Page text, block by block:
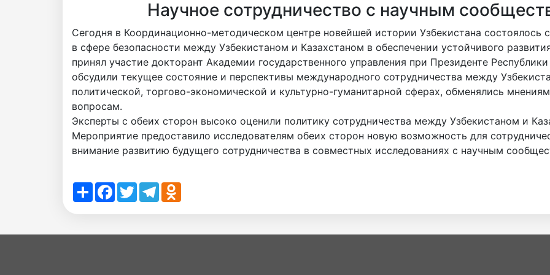
Научное сотрудничество с научным
Сегодня в Координационно-методическом центре новейшей истории Узбекистана состоялось
в сфере безопасности между Узбекистаном и Казахстаном в обеспечении устойчивого
принял участие докторант Академии государственного управления при Президенте
обсудили текущее состояние и перспективы международного сотрудничества между
политической, торгово-экономической и культурно-гуманитарной сферах, обменялись
вопросам.
Эксперты с обеих сторон высоко оценили политику сотрудничества между Узбекистаном и
Мероприятие предоставило исследователям обеих сторон новую возможность для
внимание развитию будущего сотрудничества в совместных исследованиях с научным
ShareFacebook
TwitterTelegram